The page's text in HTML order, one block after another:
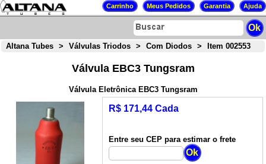
Altana Tubes > Válvulas Triodos > Com Diodos > Item 002553
Válvula EBC3 Tungsram
Válvula Eletrônica EBC3 Tungsram
R$ 171,44 Cada
Entre seu CEP para estimar o frete